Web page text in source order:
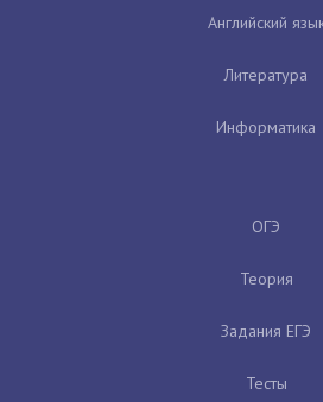
Английский
Литература
Информатика
ОГЭ
Теория
Задания ЕГЭ
Тесты